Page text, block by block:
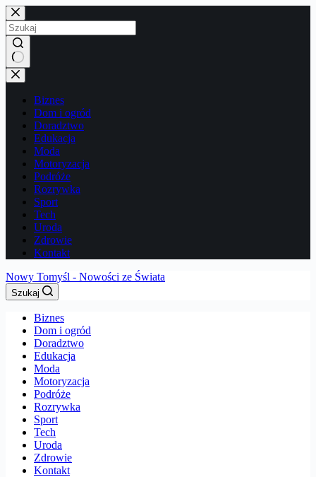
Przejdź
do
treści
Brak
wyników
Biznes
Dom i ogród
Doradztwo
Edukacja
Moda
Motoryzacja
Podróże
Rozrywka
Sport
Tech
Uroda
Zdrowie
Kontakt
Nowy Tomyśl - Nowości ze Świata
Szukaj
Biznes
Dom i ogród
Doradztwo
Edukacja
Moda
Motoryzacja
Podróże
Rozrywka
Sport
Tech
Uroda
Zdrowie
Kontakt